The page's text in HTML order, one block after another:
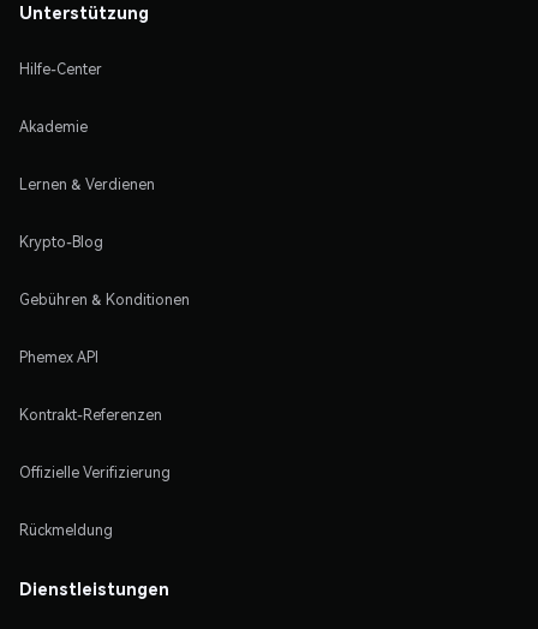
Unterstützung
Hilfe-Center
Akademie
Lernen & Verdienen
Krypto-Blog
Gebühren & Konditionen
Phemex API
Kontrakt-Referenzen
Offizielle Verifizierung
Rückmeldung
Dienstleistungen